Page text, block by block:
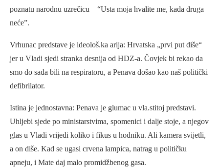
poznatu narodnu uzrečicu – “Usta moja hvalite me, kada druga
neće”.
Vrhunac predstave je ideološ.ka arija: Hrvatska „prvi put diše“
jer u Vladi sjedi stranka desnija od HDZ-a. Čovjek bi rekao da
smo do sada bili na respiratoru, a Penava došao kao naš politički
defibrilator.
Istina je jednostavna: Penava je glumac u vla.stitoj predstavi.
Uhljebi sjede po ministarstvima, spomenici i dalje stoje, a njegov
glas u Vladi vrijedi koliko i fikus u hodniku. Ali kamera svijetli,
a on diše. Kad se ugasi crvena lampica, natrag u političku
apneju, i Mate daj malo promidžbenog gasa.